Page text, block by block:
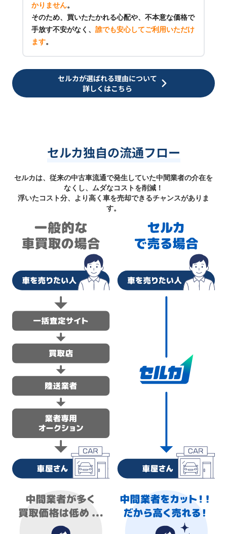
かりません。
そのため、買いたたかれる心配や、不本意な価格で
手放す不安がなく、 誰でも安心してご利用いただけ
ます。
セルカが選ばれる理由について
詳しくはこちら
セルカ独自の流通フロー
セルカは、従来の中古車流通で発生していた中間業者の介在を
なくし、ムダなコストを削減！
浮いたコスト分、より高く車を売却できるチャンスがありま
す。